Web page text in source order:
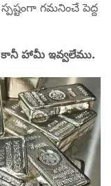
గమనించే పెద్ద
కానీ హామీ ఇవ్వలేము.